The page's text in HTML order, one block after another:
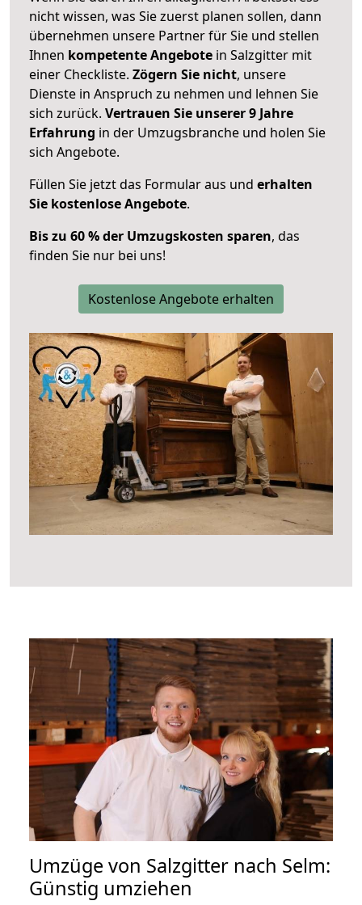
nicht wissen, was Sie zuerst planen sollen, dann
übernehmen unsere Partner für Sie und stellen
Ihnen kompetente Angebote in Salzgitter mit
einer Checkliste. Zögern Sie nicht, unsere
Dienste in Anspruch zu nehmen und lehnen Sie
sich zurück. Vertrauen Sie unserer 9 Jahre
Erfahrung in der Umzugsbranche und holen Sie
sich Angebote.
Füllen Sie jetzt das Formular aus und erhalten
Sie kostenlose Angebote.
Bis zu 60 % der Umzugskosten sparen, das
finden Sie nur bei uns!
Kostenlose Angebote erhalten
Umzüge von Salzgitter nach Selm:
Günstig umziehen